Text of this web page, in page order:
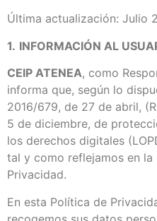
Última actualización: Julio
1. INFORMACIÓN AL
CEIP ATENEA, como
informa que, según lo
2016/679, de 27 de abril,
5 de diciembre, de
los derechos digitales
tal y como reflejamos en
Privacidad.
En esta Política de